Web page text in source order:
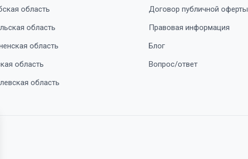
область
область
область
область
область
Договор публичной оферты
Правовая информация
Блог
Вопрос/ответ